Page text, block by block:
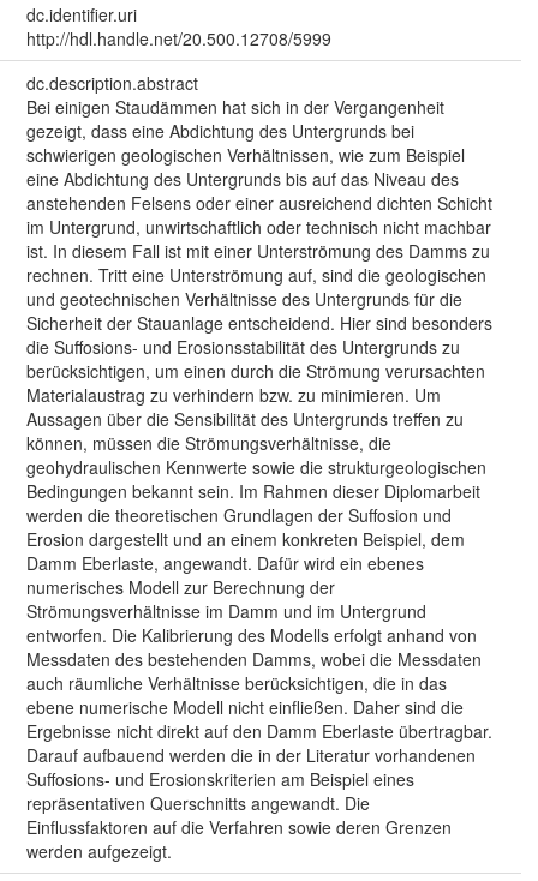
dc.identifier.uri
http://hdl.handle.net/20.500.12708/5999
dc.description.abstract
Bei einigen Staudämmen hat sich in der Vergangenheit
gezeigt, dass eine Abdichtung des Untergrunds bei
schwierigen geologischen Verhältnissen, wie zum Beispiel
eine Abdichtung des Untergrunds bis auf das Niveau des
anstehenden Felsens oder einer ausreichend dichten Schicht
im Untergrund, unwirtschaftlich oder technisch nicht machbar
ist. In diesem Fall ist mit einer Unterströmung des Damms zu
rechnen. Tritt eine Unterströmung auf, sind die geologischen
und geotechnischen Verhältnisse des Untergrunds für die
Sicherheit der Stauanlage entscheidend. Hier sind besonders
die Suffosions- und Erosionsstabilität des Untergrunds zu
berücksichtigen, um einen durch die Strömung verursachten
Materialaustrag zu verhindern bzw. zu minimieren. Um
Aussagen über die Sensibilität des Untergrunds treffen zu
können, müssen die Strömungsverhältnisse, die
geohydraulischen Kennwerte sowie die strukturgeologischen
Bedingungen bekannt sein. Im Rahmen dieser Diplomarbeit
werden die theoretischen Grundlagen der Suffosion und
Erosion dargestellt und an einem konkreten Beispiel, dem
Damm Eberlaste, angewandt. Dafür wird ein ebenes
numerisches Modell zur Berechnung der
Strömungsverhältnisse im Damm und im Untergrund
entworfen. Die Kalibrierung des Modells erfolgt anhand von
Messdaten des bestehenden Damms, wobei die Messdaten
auch räumliche Verhältnisse berücksichtigen, die in das
ebene numerische Modell nicht einfließen. Daher sind die
Ergebnisse nicht direkt auf den Damm Eberlaste übertragbar.
Darauf aufbauend werden die in der Literatur vorhandenen
Suffosions- und Erosionskriterien am Beispiel eines
repräsentativen Querschnitts angewandt. Die
Einflussfaktoren auf die Verfahren sowie deren Grenzen
werden aufgezeigt.